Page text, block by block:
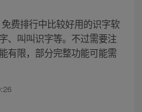
费排行中比较好用的识字软
、叫叫识字等。不过需要注
有限，部分完整功能可能需